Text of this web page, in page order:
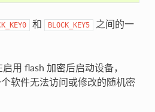
和 BLOCK_KEY5
之间的一
用 flash 加密后启动设备，
软件无法访问或修改的随机密